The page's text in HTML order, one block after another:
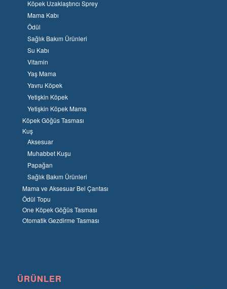
Köpek Uzaklaştırıcı Sprey
Mama Kabı
Ödül
Sağlık Bakım Ürünleri
Su Kabı
Vitamin
Yaş Mama
Yavru Köpek
Yetişkin Köpek
Yetişkin Köpek Mama
Köpek Göğüs Tasması
Kuş
Aksesuar
Muhabbet Kuşu
Papağan
Sağlık Bakım Ürünleri
Mama ve Aksesuar Bel Çantası
Ödül Topu
One Köpek Göğüs Tasması
Otomatik Gezdirme Tasması
ÜRÜNLER